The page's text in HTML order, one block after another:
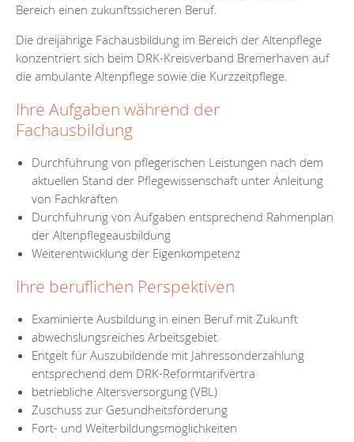
Bereich einen zukunftssicheren Beruf.
Die dreijährige Fachausbildung im Bereich der Altenpflege
konzentriert sich beim DRK-Kreisverband Bremerhaven auf
die ambulante Altenpflege sowie die Kurzzeitpflege.
Ihre Aufgaben während der
Fachausbildung
Durchführung von pflegerischen Leistungen nach dem
aktuellen Stand der Pflegewissenschaft unter Anleitung
von Fachkräften
Durchführung von Aufgaben entsprechend Rahmenplan
der Altenpflegeausbildung
Weiterentwicklung der Eigenkompetenz
Ihre beruflichen Perspektiven
Examinierte Ausbildung in einen Beruf mit Zukunft
abwechslungsreiches Arbeitsgebiet
Entgelt für Auszubildende mit Jahressonderzahlung
entsprechend dem DRK-Reformtarifvertra
betriebliche Altersversorgung (VBL)
Zuschuss zur Gesundheitsförderung
Fort- und Weiterbildungsmöglichkeiten